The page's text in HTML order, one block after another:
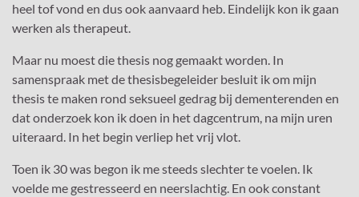
heel tof vond en dus ook aanvaard heb. Eindelijk kon ik gaan
werken als therapeut.
Maar nu moest die thesis nog gemaakt worden. In
samenspraak met de thesisbegeleider besluit ik om mijn
thesis te maken rond seksueel gedrag bij dementerenden en
dat onderzoek kon ik doen in het dagcentrum, na mijn uren
uiteraard. In het begin verliep het vrij vlot.
Toen ik 30 was begon ik me steeds slechter te voelen. Ik
voelde me gestresseerd en neerslachtig. En ook constant